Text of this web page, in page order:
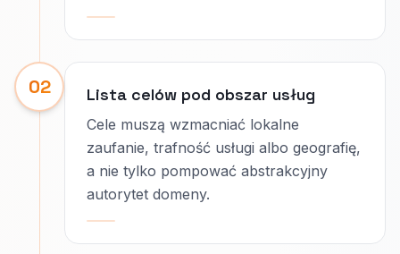
02 Lista celów pod obszar usług
Cele muszą wzmacniać lokalne
zaufanie, trafność usługi albo geografię,
a nie tylko pompować abstrakcyjny
autorytet domeny.